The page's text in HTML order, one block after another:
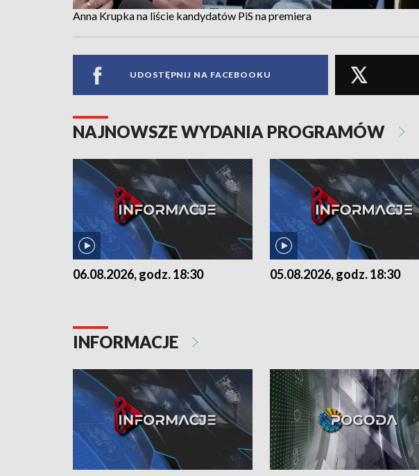
Anna Krupka na liście kandydatów PiS na premiera
UDOSTĘPNIJ NA FACEBOOKU
NAJNOWSZE WYDANIA PROGRAMÓW
06.08.2026, godz. 18:30 05.08.2026, godz. 18:30
INFORMACJE